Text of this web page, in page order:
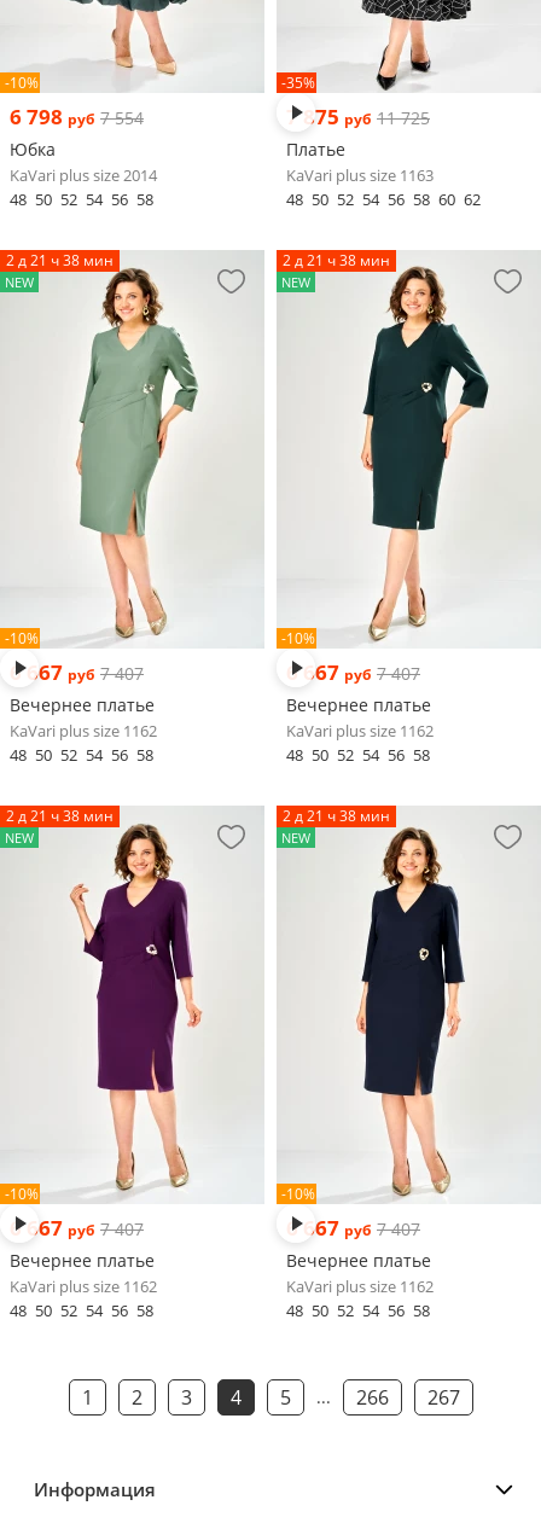
-10%
6 798 руб 7 554
Юбка
KaVari plus size 2014
48 50 52 54 56 58
-35%
7 875 руб 11 725
Платье
KaVari plus size 1163
48 50 52 54 56 58 60 62
2 д 21 ч 38 мин
NEW
-10%
6 667 руб 7 407
Вечернее платье
KaVari plus size 1162
48 50 52 54 56 58
2 д 21 ч 38 мин
NEW
-10%
6 667 руб 7 407
Вечернее платье
KaVari plus size 1162
48 50 52 54 56 58
2 д 21 ч 38 мин
NEW
-10%
6 667 руб 7 407
Вечернее платье
KaVari plus size 1162
48 50 52 54 56 58
2 д 21 ч 38 мин
NEW
-10%
6 667 руб 7 407
Вечернее платье
KaVari plus size 1162
48 50 52 54 56 58
1 2 3 4 5 ... 266 267
Информация